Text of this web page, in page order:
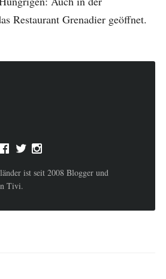
Restaurant Grenadier geöffnet.
ist seit 2008 Blogger und
Tivi.